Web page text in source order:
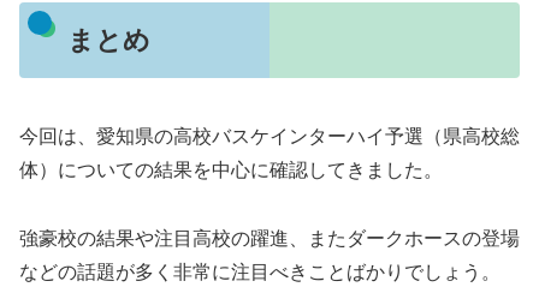
まとめ
今回は、愛知県の高校バスケインターハイ予選（県高校総
体）についての結果を中心に確認してきました。
強豪校の結果や注目高校の躍進、またダークホースの登場
などの話題が多く非常に注目べきことばかりでしょう。